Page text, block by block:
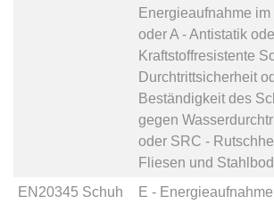
Energieaufnahme
oderA - Antistatik
Kraftstoffresistente
Durchtrittsicherheit
Beständigkeit des
gegen
oder SRC -
Fliesen und
EN20345 Schuh
E -